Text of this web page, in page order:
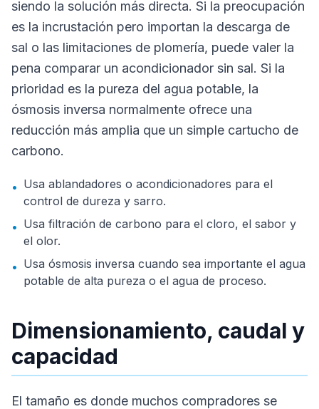
siendo la solución más directa. Si la preocupación
es la incrustación pero importan la descarga de
sal o las limitaciones de plomería, puede valer la
pena comparar un acondicionador sin sal. Si la
prioridad es la pureza del agua potable, la
ósmosis inversa normalmente ofrece una
reducción más amplia que un simple cartucho de
carbono.
• Usa ablandadores o acondicionadores para el
control de dureza y sarro.
• Usa filtración de carbono para el cloro, el sabor y
el olor.
• Usa ósmosis inversa cuando sea importante el agua
potable de alta pureza o el agua de proceso.
Dimensionamiento, caudal y
capacidad
El tamaño es donde muchos compradores se